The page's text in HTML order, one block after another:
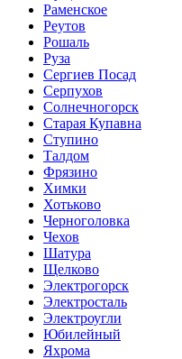
Раменское
Реутов
Рошаль
Руза
Сергиев Посад
Серпухов
Солнечногорск
Старая Купавна
Ступино
Талдом
Фрязино
Химки
Хотьково
Черноголовка
Чехов
Шатура
Щелково
Электрогорск
Электросталь
Электроугли
Юбилейный
Яхрома